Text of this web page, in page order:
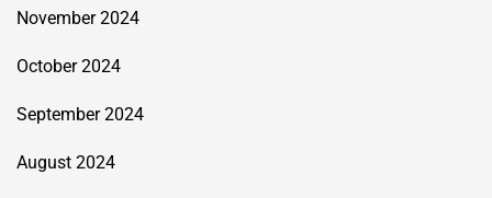
November 2024
October 2024
September 2024
August 2024